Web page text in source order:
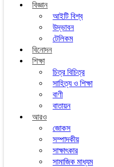
বিজ্ঞান
আইটি বিশ্ব
উদ্ভাবন
টেলিকম
বিনোদন
শিক্ষা
চিত্র বিচিত্র
সাহিত্য ও শিক্ষা
বাণী
বাতায়ন
আরও
জোকস
সম্পাদকীয়
সাক্ষাৎকার
সামাজিক মাধ্যম